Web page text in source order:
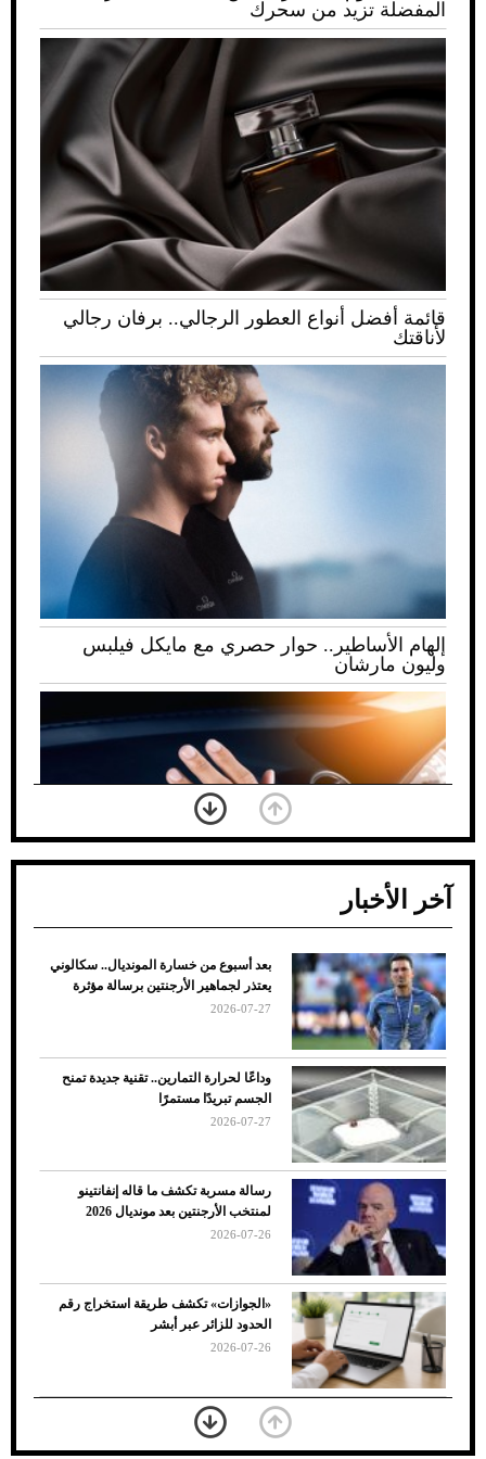
المفضلة تزيد من سحرك
قائمة أفضل أنواع العطور الرجالي.. برفان رجالي
لأناقتك
إلهام الأساطير.. حوار حصري مع مايكل فيلبس
وليون مارشان
ضعف تبريد مكيف السيارة عند الوقوف.. أشهر
الأسباب والحلول
7 نصائح لاختيار لون البنطلون المناسب للقميص
الأسود
آخر الأخبار
بعد أسبوع من خسارة المونديال.. سكالوني
يعتذر لجماهير الأرجنتين برسالة مؤثرة
2026-07-27
وداعًا لحرارة التمارين.. تقنية جديدة تمنح
الجسم تبريدًا مستمرًا
2026-07-27
رسالة مسربة تكشف ما قاله إنفانتينو
لمنتخب الأرجنتين بعد مونديال 2026
2026-07-26
«الجوازات» تكشف طريقة استخراج رقم
الحدود للزائر عبر أبشر
2026-07-26
بعد 7 أشهر من تعرضه لحادث مروع.. جوشوا
يفوز على برينغا بـ"الضربة القاضية" (فيديو)